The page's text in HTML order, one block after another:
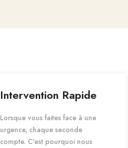
Intervention Rapide
Lorsque vous faites face à une
urgence, chaque seconde
compte. C'est pourquoi nous